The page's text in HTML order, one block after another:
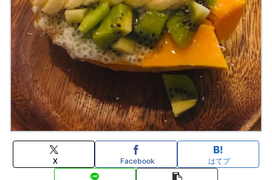
X Facebook はてブ